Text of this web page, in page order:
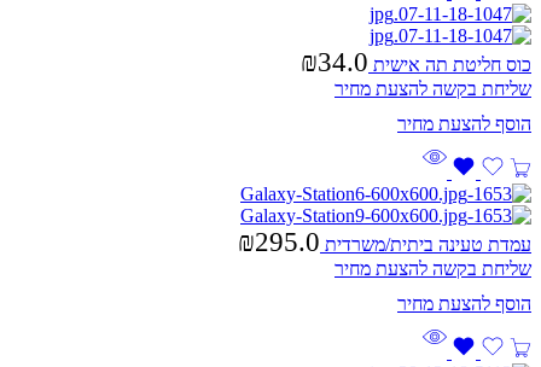
כוס חליטת תה אישית ₪34.0
שליחת בקשה להצעת מחיר
עמדת טעינה ביתית/משרדית ₪295.0
שליחת בקשה להצעת מחיר